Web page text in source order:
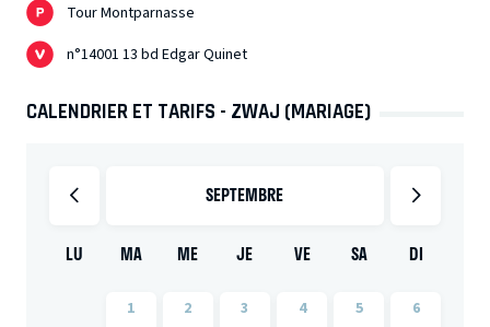
Tour Montparnasse
n°14001 13 bd Edgar Quinet
CALENDRIER ET TARIFS - ZWAJ (MARIAGE)
SEPTEMBRE
LU MA ME JE VE SA DI
1 2 3 4 5 6